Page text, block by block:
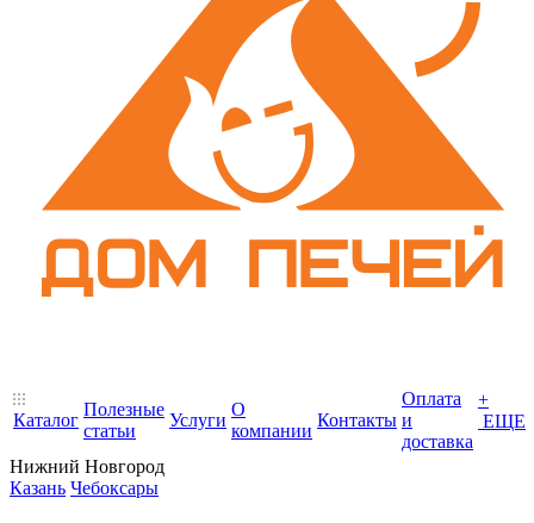
Каталог
Полезные
статьи
Услуги
О
компании
Контакты
Оплата
и
доставка
+
ЕЩЕ
Нижний Новгород
Казань Чебоксары